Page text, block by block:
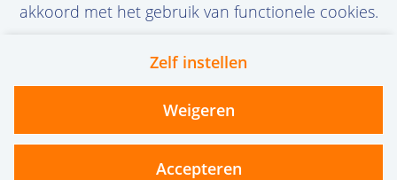
akkoord met het gebruik van functionele cookies.
Zelf instellen
Weigeren
Accepteren
Privacy
vanoord.com